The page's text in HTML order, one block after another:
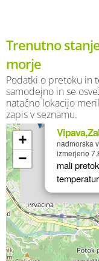
Trenutno
morje
Podatki o pretoku in
samodejno in se
natačno lokacijo
zapis v seznamu.
nadmorska
izmerjeno
mali
+
−